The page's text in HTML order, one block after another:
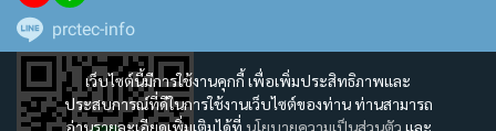
เว็บไซต์นี้มีการใช้งานคุกกี้ เพื่อเพิ่มประสิทธิภาพและ
ประสบการณ์ที่ดีในการใช้งานเว็บไซต์ของท่าน ท่านสามารถ
อ่านรายละเอียดเพิ่มเติมได้ที่ นโยบายความเป็นส่วนตัว และ
prctec-info